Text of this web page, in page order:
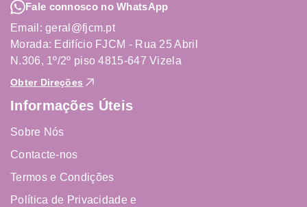
Fale connosco no WhatsApp
Email: geral@fjcm.pt
Morada: Edifício FJCM - Rua 25 Abril
N.306, 1º/2º piso 4815-647 Vizela
Obter Direções
Informações Úteis
Sobre Nós
Contacte-nos
Termos e Condições
Política de Privacidade e